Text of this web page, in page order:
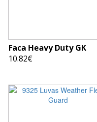
Faca Heavy Duty GK
10.82€